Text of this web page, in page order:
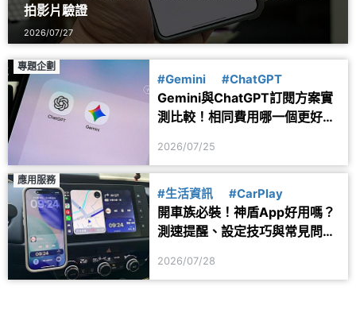
拍影片驗證
2026/07/27
專題企劃
#Gemini #ChatGPT
Gemini與ChatGPT訂閱方案實
測比較！相同費用哪一個更好
2026/07/25
應用服務
#生活資訊 #CarPlay
開車族必裝！神盾App好用嗎？
測速提醒、設定技巧與常見問題
2026/07/28